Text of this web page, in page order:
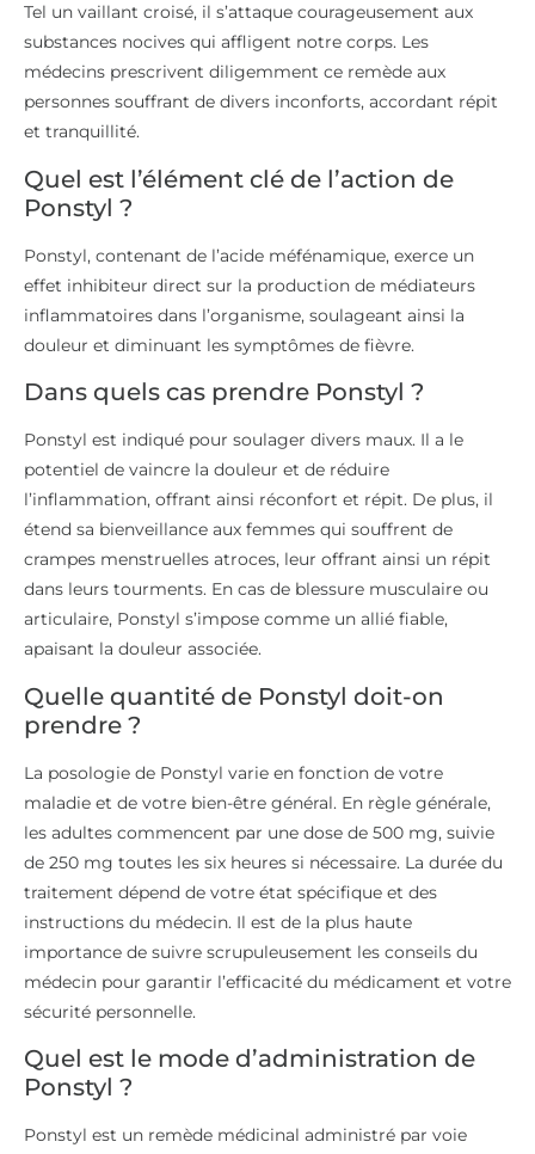
Tel un vaillant croisé, il s’attaque courageusement aux
substances nocives qui affligent notre corps. Les
médecins prescrivent diligemment ce remède aux
personnes souffrant de divers inconforts, accordant répit
et tranquillité.
Quel est l’élément clé de l’action de
Ponstyl ?
Ponstyl, contenant de l’acide méfénamique, exerce un
effet inhibiteur direct sur la production de médiateurs
inflammatoires dans l’organisme, soulageant ainsi la
douleur et diminuant les symptômes de fièvre.
Dans quels cas prendre Ponstyl ?
Ponstyl est indiqué pour soulager divers maux. Il a le
potentiel de vaincre la douleur et de réduire
l’inflammation, offrant ainsi réconfort et répit. De plus, il
étend sa bienveillance aux femmes qui souffrent de
crampes menstruelles atroces, leur offrant ainsi un répit
dans leurs tourments. En cas de blessure musculaire ou
articulaire, Ponstyl s’impose comme un allié fiable,
apaisant la douleur associée.
Quelle quantité de Ponstyl doit-on
prendre ?
La posologie de Ponstyl varie en fonction de votre
maladie et de votre bien-être général. En règle générale,
les adultes commencent par une dose de 500 mg, suivie
de 250 mg toutes les six heures si nécessaire. La durée du
traitement dépend de votre état spécifique et des
instructions du médecin. Il est de la plus haute
importance de suivre scrupuleusement les conseils du
médecin pour garantir l’efficacité du médicament et votre
sécurité personnelle.
Quel est le mode d’administration de
Ponstyl ?
Ponstyl est un remède médicinal administré par voie